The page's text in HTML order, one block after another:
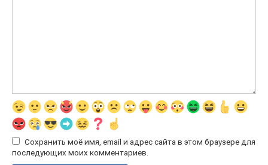
Сохранить моё имя, email и адрес сайта в этом браузере для
последующих моих комментариев.